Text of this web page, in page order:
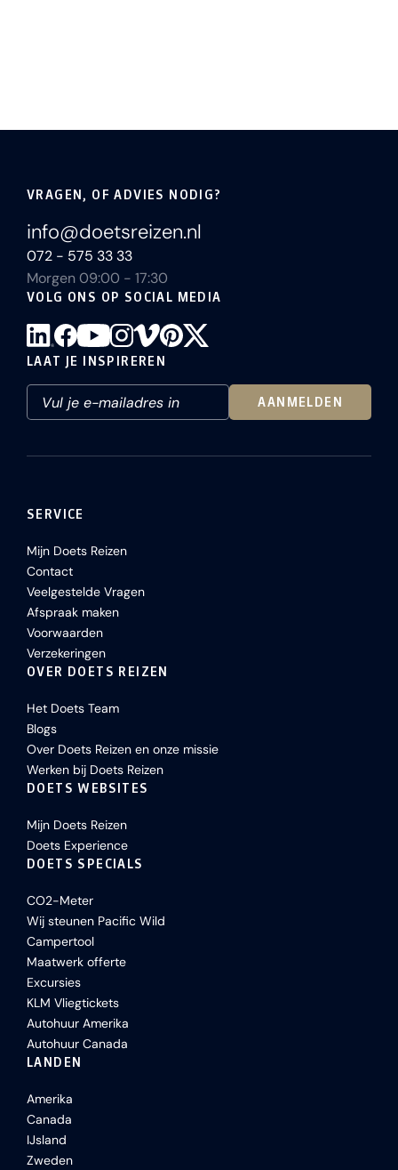
VRAGEN, OF ADVIES NODIG?
info@doetsreizen.nl
072 - 575 33 33
Morgen 09:00 - 17:30
VOLG ONS OP SOCIAL MEDIA
LAAT JE INSPIREREN
AANMELDEN
SERVICE
Mijn Doets Reizen
Contact
Veelgestelde Vragen
Afspraak maken
Voorwaarden
Verzekeringen
OVER DOETS REIZEN
Het Doets Team
Blogs
Over Doets Reizen en onze missie
Werken bij Doets Reizen
DOETS WEBSITES
Mijn Doets Reizen
Doets Experience
DOETS SPECIALS
CO2-Meter
Wij steunen Pacific Wild
Campertool
Maatwerk offerte
Excursies
KLM Vliegtickets
Autohuur Amerika
Autohuur Canada
LANDEN
Amerika
Canada
IJsland
Zweden